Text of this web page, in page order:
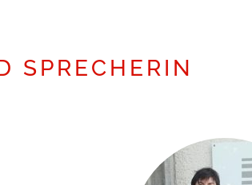
SPRECHERIN